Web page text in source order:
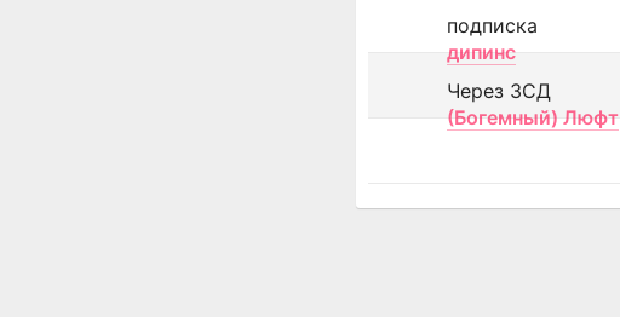
подписка
дипинс
Через ЗСД
(Богемный) Люфт